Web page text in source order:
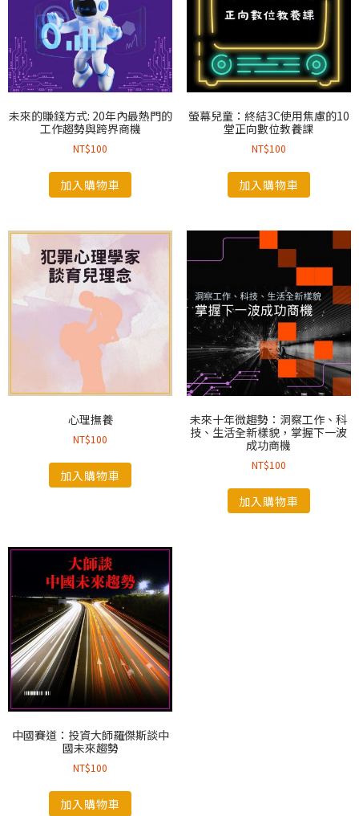
未來的賺錢方式: 20年內最熱門的
工作趨勢與跨界商機
NT$100
加入購物車
螢幕兒童：終結3C使用焦慮的10
堂正向數位教養課
NT$100
加入購物車
心理撫養
NT$100
加入購物車
未來十年微趨勢：洞察工作、科
技、生活全新樣貌，掌握下一波
成功商機
NT$100
加入購物車
中國賽道：投資大師羅傑斯談中
國未來趨勢
NT$100
加入購物車